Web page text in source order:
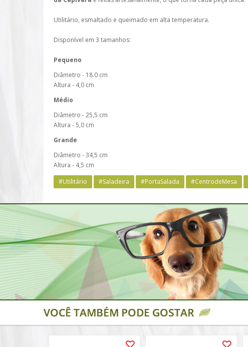
Utilitário, esmaltado e queimado em alta temperatura.
Disponível em 3 tamanhos:
Pequeno
Diâmetro - 18.0 cm
Altura - 4,0 cm
Médio
Diâmetro - 25,5 cm
Altura - 5,0 cm
Grande
Diâmetro - 34,5 cm
Altura - 4,5 cm
#Utilitário #Saladeira #PortaSalada #CentrodeMesa
VOCÊ TAMBÉM PODE GOSTAR